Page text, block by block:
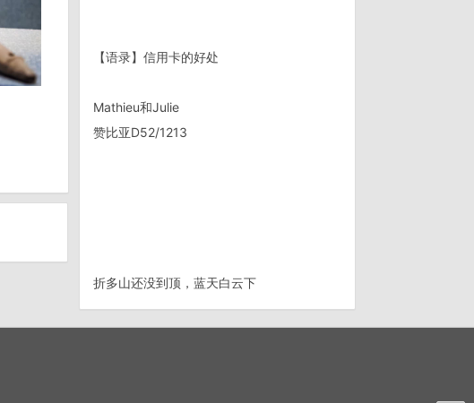
【语录】信用卡的好处
Mathieu和Julie
赞比亚D52/1213
折多山还没到顶，蓝天白云下